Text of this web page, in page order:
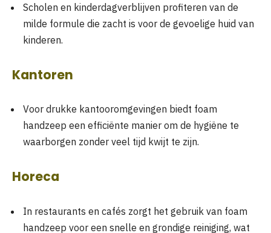
Scholen en kinderdagverblijven profiteren van de
milde formule die zacht is voor de gevoelige huid van
kinderen.
Kantoren
Voor drukke kantooromgevingen biedt foam
handzeep een efficiënte manier om de hygiëne te
waarborgen zonder veel tijd kwijt te zijn.
Horeca
In restaurants en cafés zorgt het gebruik van foam
handzeep voor een snelle en grondige reiniging, wat